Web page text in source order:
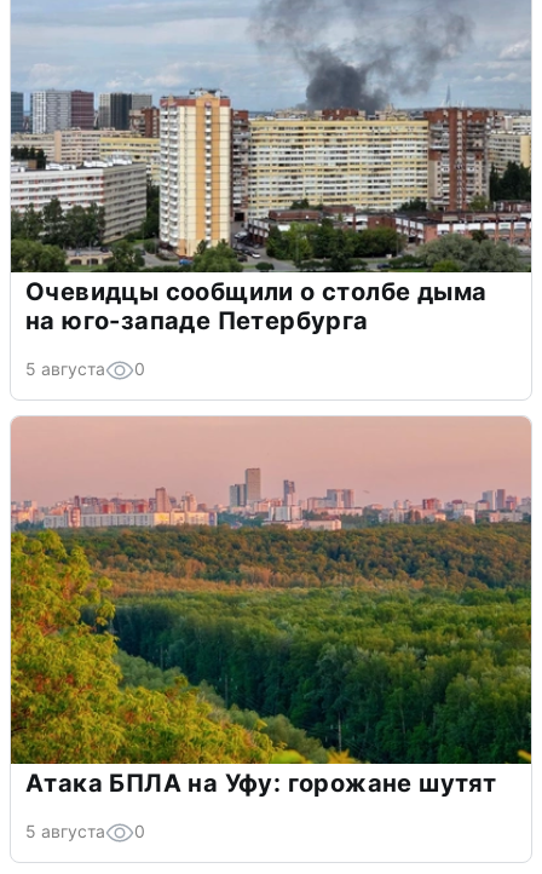
Очевидцы сообщили о столбе дыма
на юго-западе Петербурга
5 августа 0
Атака БПЛА на Уфу: горожане шутят
5 августа 0